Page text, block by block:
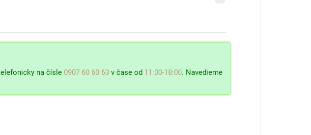
na čísle 0907 60 60 63 v čase od 11:00-18:00. Navedieme